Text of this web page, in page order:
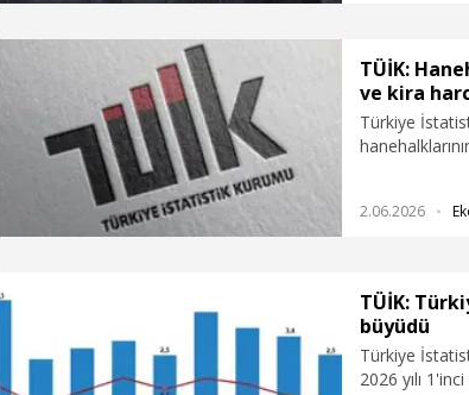
TÜİK:
ve kira
Türkiye
2.06.2026
TÜİK:
büyüdü
Türkiye
2026 yılı